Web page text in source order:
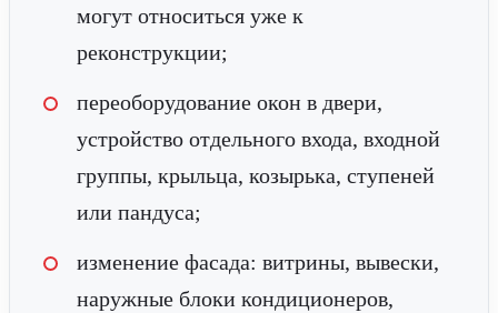
могут относиться уже к
реконструкции;
переоборудование окон в двери,
устройство отдельного входа, входной
группы, крыльца, козырька, ступеней
или пандуса;
изменение фасада: витрины, вывески,
наружные блоки кондиционеров,